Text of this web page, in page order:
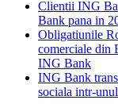
Clientii ING
Bank pana in
Obligatiunile
comerciale din
ING Bank
ING Bank
sociala intr-